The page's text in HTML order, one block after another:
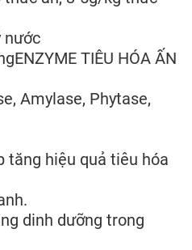
nước
TIÊU HÓA ẤN
Amylase, Phytase,
tăng hiệu quả tiêu hóa
dinh dưỡng trong